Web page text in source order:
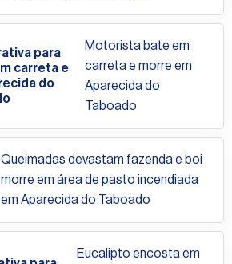
Motorista bate em
carreta e morre em
Aparecida do
Taboado
Queimadas devastam fazenda e boi
morre em área de pasto incendiada
em Aparecida do Taboado
Eucalipto encosta em